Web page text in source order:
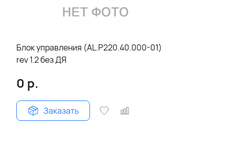
Блок управления (AL.P220.40.000-01)
rev 1.2 без ДЯ
0 р.
Заказать